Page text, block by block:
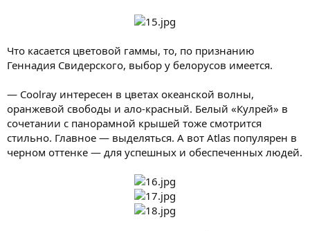
Что касается цветовой гаммы, то, по признанию
Геннадия Свидерского, выбор у белорусов имеется.
— Coolray интересен в цветах океанской волны,
оранжевой свободы и ало-красный. Белый «Кулрей» в
сочетании с панорамной крышей тоже смотрится
стильно. Главное — выделяться. А вот Atlas популярен в
черном оттенке — для успешных и обеспеченных людей.